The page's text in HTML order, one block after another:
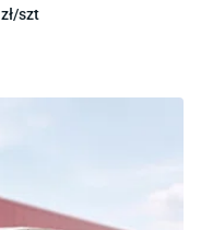
zł/szt